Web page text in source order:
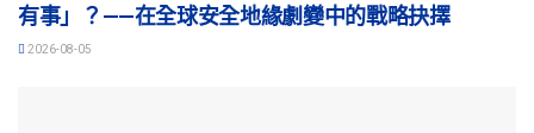
有事」？——在全球安全地緣劇變中的戰略抉擇
2026-08-05